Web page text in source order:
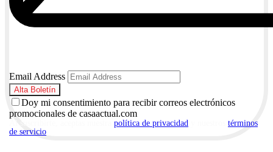
Email Address
Doy mi consentimiento para recibir correos electrónicos
promocionales de casaactual.com
política de privacidad
términos
de servicio